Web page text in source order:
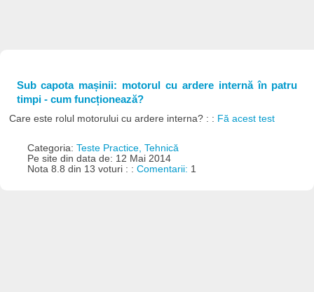
Sub capota mașinii: motorul cu ardere internă în patru
timpi - cum funcționează?
Care este rolul motorului cu ardere interna? : : Fă acest test
Categoria: Teste Practice, Tehnică
Pe site din data de: 12 Mai 2014
Nota 8.8 din 13 voturi : : Comentarii: 1